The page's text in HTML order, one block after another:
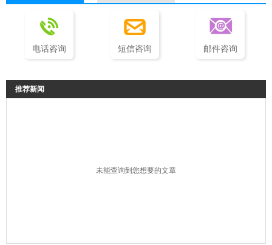
电话咨询 短信咨询 邮件咨询
推荐新闻
未能查询到您想要的文章